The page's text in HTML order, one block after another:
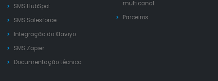
SMS HubSpot
SMS Salesforce
Integração do Klaviyo
SMS Zapier
Documentação técnica
multicanal
Parceiros